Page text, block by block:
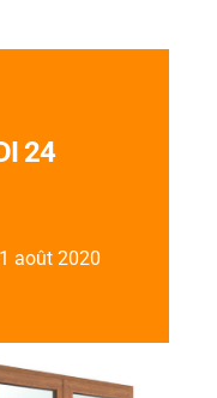
24
août 2020